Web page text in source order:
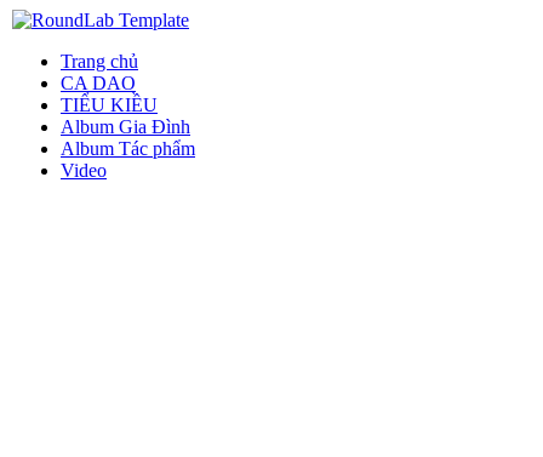
Trang chủ
CA DAO
TIỂU KIỀU
Album Gia Đình
Album Tác phẩm
Video